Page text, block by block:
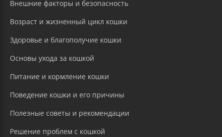
Внешние факторы и безопасность
Возраст и жизненный цикл кошки
Здоровье и благополучие кошки
Основы ухода за кошкой
Питание и кормление кошки
Поведение кошки и его причины
Полезные советы и рекомендации
Решение проблем с кошкой